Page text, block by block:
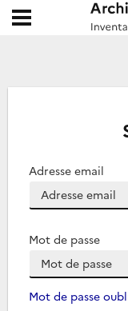
Archives
Ouvrir le menu
Adresse email
Mot de passe
Mot de passe